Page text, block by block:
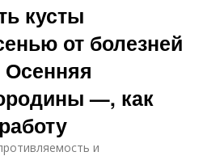
кусты
от болезней
Осенняя
—, как
и